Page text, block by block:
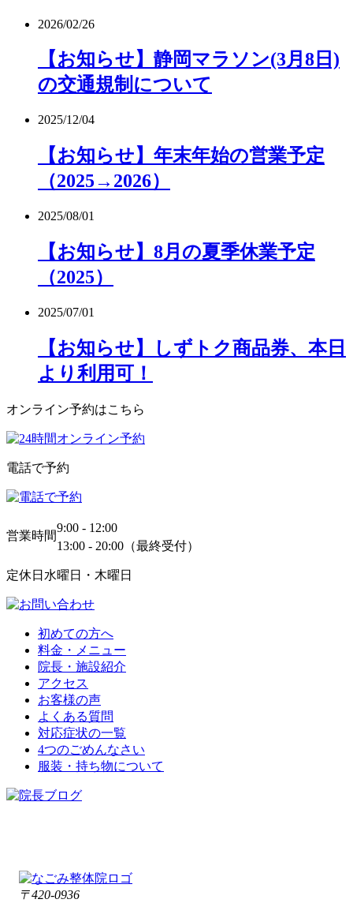
2026/02/26
【お知らせ】静岡マラソン(3月8日)
の交通規制について
2025/12/04
【お知らせ】年末年始の営業予定
（2025→2026）
2025/08/01
【お知らせ】8月の夏季休業予定
（2025）
2025/07/01
【お知らせ】しずトク商品券、本日
より利用可！
オンライン予約はこちら
電話で予約
営業時間
9:00 - 12:00
13:00 - 20:00（最終受付）
定休日 水曜日・木曜日
初めての方へ
料金・メニュー
院長・施設紹介
アクセス
お客様の声
よくある質問
対応症状の一覧
4つのごめんなさい
服装・持ち物について
〒420-0936